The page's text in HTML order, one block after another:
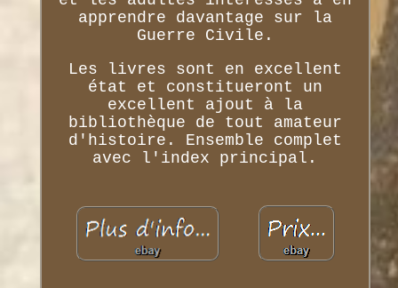
apprendre davantage sur la
Guerre Civile.
Les livres sont en excellent
état et constitueront un
excellent ajout à la
bibliothèque de tout amateur
d'histoire. Ensemble complet
avec l'index principal.